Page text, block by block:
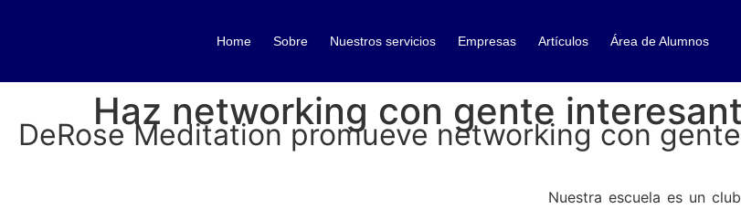
Home Sobre Nuestros servicios Empresas Artículos Área de Alumnos
Haz networking con gente
DeRose Meditation promueve networking con
Nuestra escuela es un